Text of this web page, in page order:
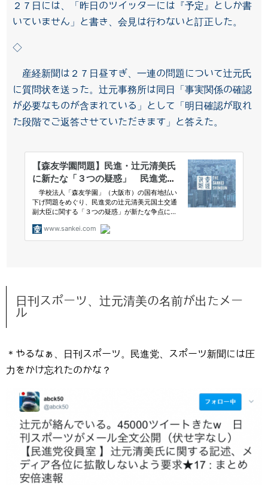
２７日には、「昨日のツイッターには『予定』としか書
いていません」と書き、会見は行わないと訂正した。
◇
産経新聞は２７日昼すぎ、一連の問題について辻元氏
に質問状を送った。辻元事務所は同日「事実関係の確認
が必要なものが含まれている」として「明日確認が取れ
た段階でご返答させていただきます」と答えた。
日刊スポーツ、辻元清美の名前が出たメー
ル
＊やるなぁ、日刊スポーツ。民進党、スポーツ新聞には圧
力をかけ忘れたのかな？